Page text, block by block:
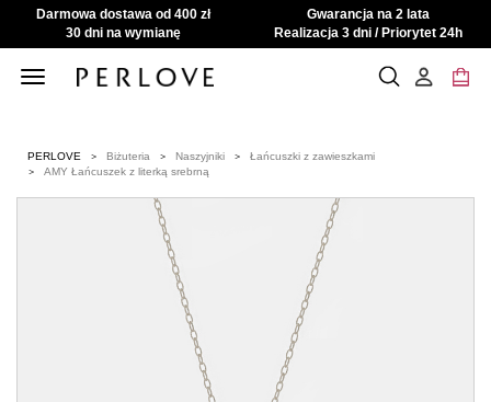
Darmowa dostawa od 400 zł
Gwarancja na 2 lata
30 dni na wymianę
Realizacja 3 dni / Priorytet 24h
Toggle
PERLOVE Biżuteria Naszyjniki
Łańcuszki z zawieszkami
AMY Łańcuszek z literką srebrną